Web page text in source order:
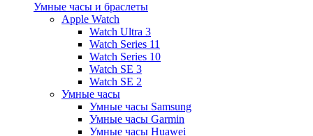
Умные часы и браслеты
Apple Watch
Watch Ultra 3
Watch Series 11
Watch Series 10
Watch SE 3
Watch SE 2
Умные часы
Умные часы Samsung
Умные часы Garmin
Умные часы Huawei